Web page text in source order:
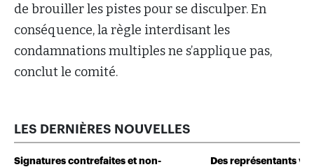
de brouiller les pistes pour se disculper. En
conséquence, la règle interdisant les
condamnations multiples ne s’applique pas,
conclut le comité.
LES DERNIÈRES NOUVELLES
Signatures contrefaites et non-
Des représentants